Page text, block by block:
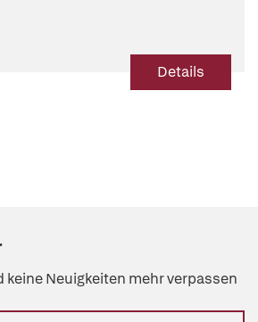
Details
Neuigkeiten mehr verpassen